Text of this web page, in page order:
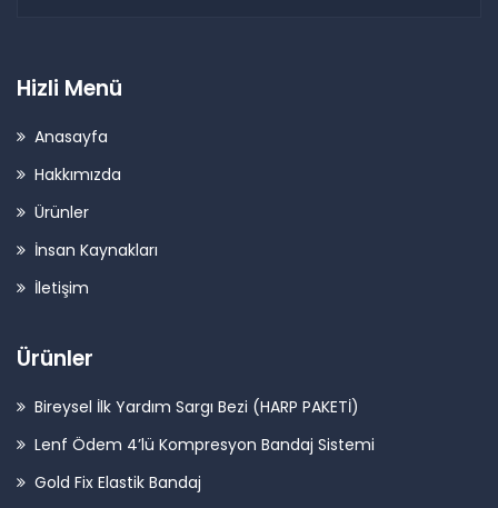
Hizli Menü
Anasayfa
Hakkımızda
Ürünler
İnsan Kaynakları
İletişim
Ürünler
Bireysel İlk Yardım Sargı Bezi (HARP PAKETİ)
Lenf Ödem 4’lü Kompresyon Bandaj Sistemi
Gold Fix Elastik Bandaj